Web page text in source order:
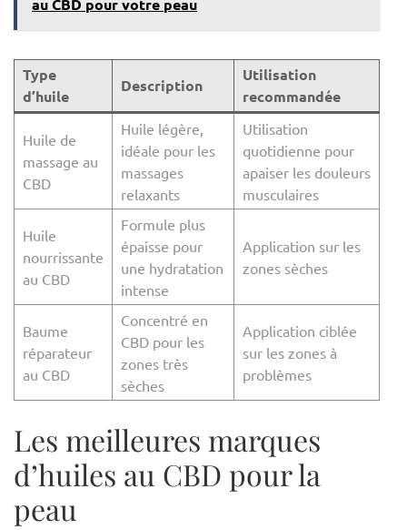
au CBD pour votre peau
Type
d’huile
Description
Utilisation
recommandée
Huile de
massage au
CBD
Huile légère,
idéale pour les
massages
relaxants
Utilisation
quotidienne pour
apaiser les douleurs
musculaires
Huile
nourrissante
au CBD
Formule plus
épaisse pour
une hydratation
intense
Application sur les
zones sèches
Baume
réparateur
au CBD
Concentré en
CBD pour les
zones très
sèches
Application ciblée
sur les zones à
problèmes
Les meilleures marques
d’huiles au CBD pour la
peau